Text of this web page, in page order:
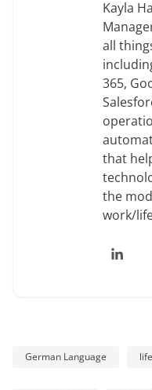
Kayla
all
365,
that
the
work/
German Language